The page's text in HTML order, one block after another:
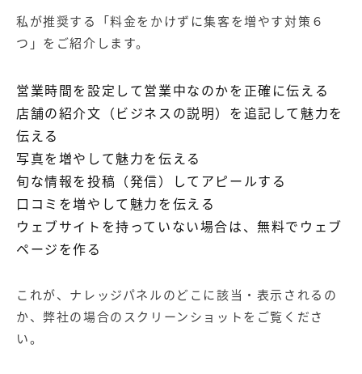
私が推奨する「料金をかけずに集客を増やす対策６
つ」をご紹介します。
営業時間を設定して営業中なのかを正確に伝える
店舗の紹介文（ビジネスの説明）を追記して魅力を
伝える
写真を増やして魅力を伝える
旬な情報を投稿（発信）してアピールする
口コミを増やして魅力を伝える
ウェブサイトを持っていない場合は、無料でウェブ
ページを作る
これが、ナレッジパネルのどこに該当・表示されるの
か、弊社の場合のスクリーンショットをご覧くださ
い。